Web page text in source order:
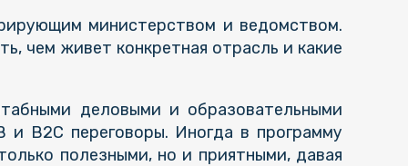
министерством и ведомством.
чем живет конкретная отрасль и какие
деловыми и образовательными
B2C переговоры. Иногда в программу
полезными, но и приятными, давая